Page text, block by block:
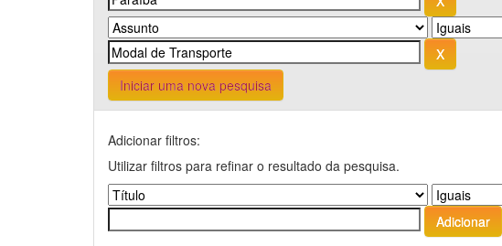
Iniciar uma nova pesquisa
Adicionar filtros:
Utilizar filtros para refinar o resultado da pesquisa.